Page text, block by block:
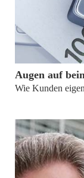
Augen auf
Wie Kunden